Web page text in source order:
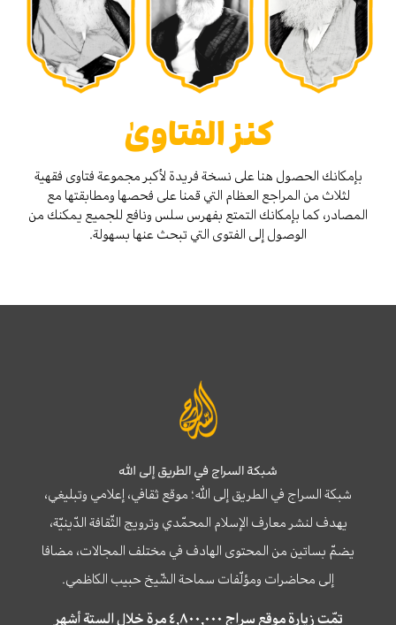
كنز الفتاوىٰ
بإمكانك الحصول هنا على نسخة فريدة لأكبر مجموعة فتاوى فقهية
لثلاث من المراجع العظام التي قمنا على فحصها ومطابقتها مع
المصادر، كما بإمكانك التمتع بفهرس سلس ونافع للجميع يمكنك من
الوصول إلى الفتوى التي تبحث عنها بسهولة.
شبكة السراج في الطريق إلى الله
شبكة السراج في الطريق إلى الله؛ موقع ثقافي، إعلامي وتبليغي،
يهدف لنشر معارف الإسلام المحمّدي وترويج الثّقافة الدّينيّة،
يضمّ بساتين من المحتوى الهادف في مختلف المجالات، مضافا
إلى محاضرات ومؤلّفات سماحة الشّيخ حبيب الكاظمي.
تمّت زيارة موقع سراج ٤,٨٠٠,٠٠٠ مرة خلال الستة أشهر